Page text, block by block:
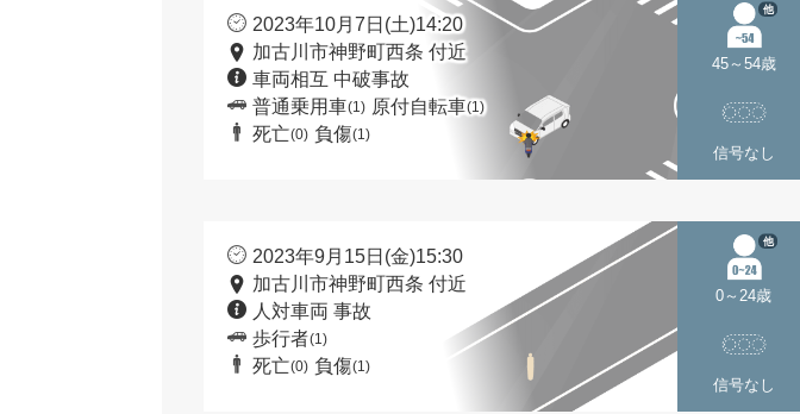
2023年10月7日(土)14:20
加古川市神野町西条 付近
車両相互 中破事故
普通乗用車(1) 原付自転車(1)
死亡(0) 負傷(1)
45～54歳
他
信号なし
2023年9月15日(金)15:30
加古川市神野町西条 付近
人対車両 事故
歩行者(1)
死亡(0) 負傷(1)
0～24歳
他
信号なし